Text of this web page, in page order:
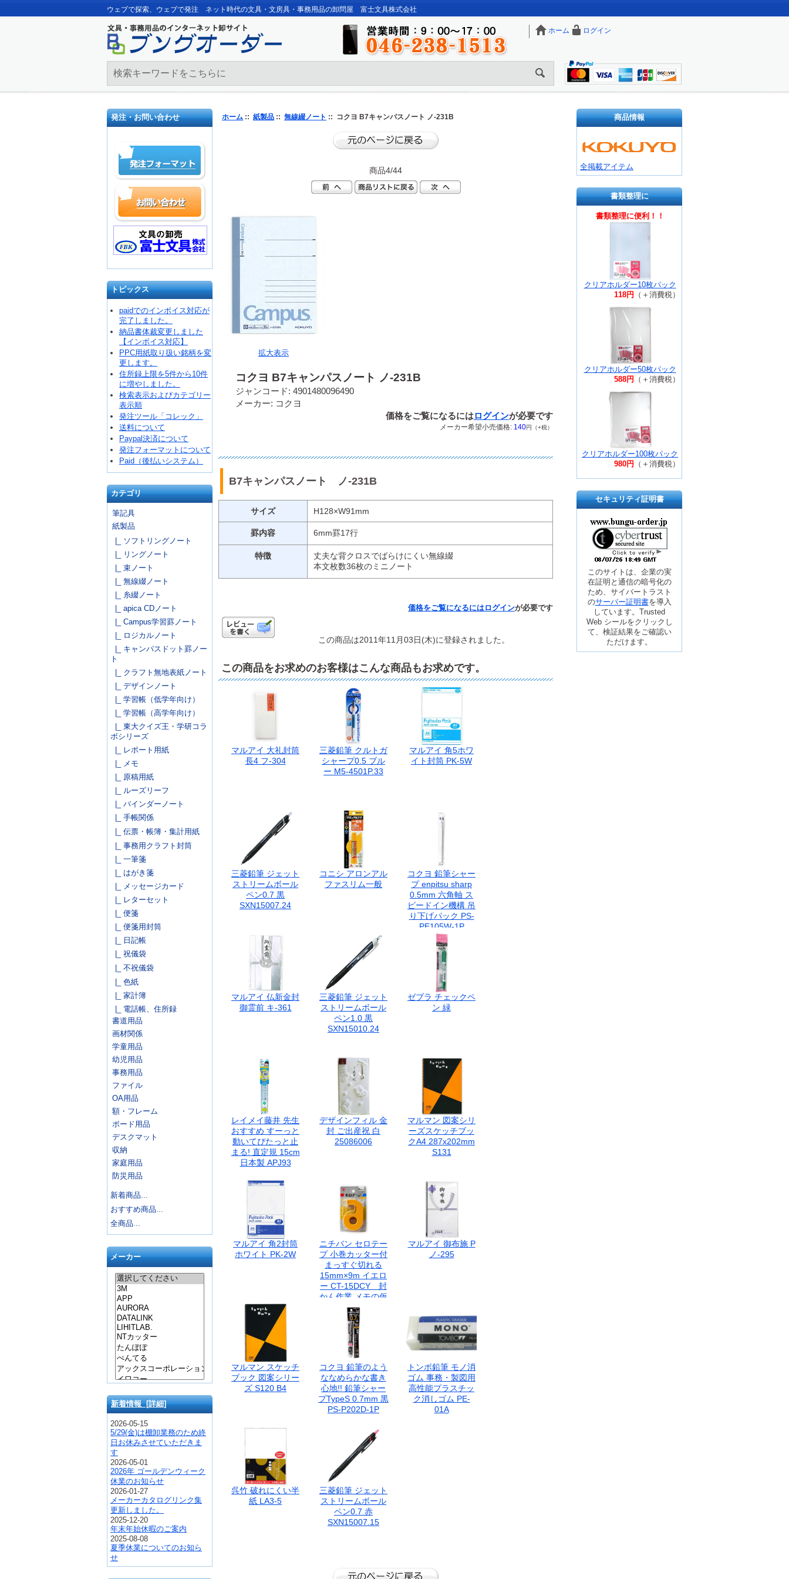
ウェブで探索、ウェブで発注 ネット時代の文具・文房具・事務用品の卸問屋 富士文具株式会社
ホーム ログイン
発注・お問い合わせ
トピックス
paidでのインボイス対応が
完了しました。
納品書体裁変更しました
【インボイス対応】
PPC用紙取り扱い銘柄を変
更します。
住所録上限を5件から10件
に増やしました。
検索表示およびカテゴリー
表示順
発注ツール「コレック」
送料について
Paypal決済について
発注フォーマットについて
Paid（後払いシステム）
カテゴリ
筆記具
紙製品
|_ ソフトリングノート
|_ リングノート
|_ 束ノート
|_ 無線綴ノート
|_ 糸綴ノート
|_ apica CDノート
|_ Campus学習罫ノート
|_ ロジカルノート
|_ キャンパスドット罫ノー
ト
|_ クラフト無地表紙ノート
|_ デザインノート
|_ 学習帳（低学年向け）
|_ 学習帳（高学年向け）
|_ 東大クイズ王・学研コラ
ボシリーズ
|_ レポート用紙
|_ メモ
|_ 原稿用紙
|_ ルーズリーフ
|_ バインダーノート
|_ 手帳関係
|_ 伝票・帳簿・集計用紙
|_ 事務用クラフト封筒
|_ 一筆箋
|_ はがき箋
|_ メッセージカード
|_ レターセット
|_ 便箋
|_ 便箋用封筒
|_ 日記帳
|_ 祝儀袋
|_ 不祝儀袋
|_ 色紙
|_ 家計簿
|_ 電話帳、住所録
書道用品
画材関係
学童用品
幼児用品
事務用品
ファイル
OA用品
額・フレーム
ボード用品
デスクマット
収納
家庭用品
防災用品
新着商品...
おすすめ商品...
全商品...
メーカー
新着情報 [詳細]
2026-05-15
5/29(金)は棚卸業務のため終
日お休みさせていただきま
す
2026-05-01
2026年 ゴールデンウィーク
休業のお知らせ
2026-01-27
メーカーカタログリンク集
更新しました。
2025-12-20
年末年始休暇のご案内
2025-08-08
夏季休業についてのお知ら
せ
ホーム ::紙製品 ::無線綴ノート :: コクヨ B7キャンパスノート ノ-231B
商品4/44
拡大表示
コクヨ B7キャンパスノート ノ-231B
ジャンコード: 4901480096490
メーカー: コクヨ
価格をご覧になるにはログインが必要です
メーカー希望小売価格: 140円（+税）
B7キャンパスノート ノ-231B
サイズ H128×W91mm
罫内容 6mm罫17行
特徴
丈夫な背クロスでばらけにくい無線綴
本文枚数36枚のミニノート
価格をご覧になるにはログインが必要です
この商品は2011年11月03日(木)に登録されました。
この商品をお求めのお客様はこんな商品もお求めです。
マルアイ 大礼封筒
長4 フ-304
三菱鉛筆 クルトガ
シャープ0.5 ブル
ー M5-4501P.33
マルアイ 角5ホワ
イト封筒 PK-5W
三菱鉛筆 ジェット
ストリームボール
ペン0.7 黒
SXN15007.24
コニシ アロンアル
ファスリム一般
コクヨ 鉛筆シャー
プ enpitsu sharp
0.5mm 六角軸 ス
ピードイン機構 吊
り下げパック PS-
PE105W-1P
マルアイ 仏新金封
御霊前 キ-361
三菱鉛筆 ジェット
ストリームボール
ペン1.0 黒
SXN15010.24
ゼブラ チェックペ
ン 緑
レイメイ藤井 先生
おすすめ すーっと
動いてぴたっと止
まる! 直定規 15cm
日本製 APJ93
デザインフィル 金
封 ご出産祝 白
25086006
マルマン 図案シリ
ーズスケッチブッ
クA4 287x202mm
S131
マルアイ 角2封筒
ホワイト PK-2W
ニチバン セロテー
プ 小巻カッター付
まっすぐ切れる
15mm×9m イエロ
ー CT-15DCY 封
かん作業 メモの仮
止め 工作用 ポスタ
ー貼り 包装作業
マルアイ 御布施 P
ノ-295
マルマン スケッチ
ブック 図案シリー
ズ S120 B4
コクヨ 鉛筆のよう
ななめらかな書き
心地!! 鉛筆シャー
プTypeS 0.7mm 黒
PS-P202D-1P
トンボ鉛筆 モノ消
ゴム 事務・製図用
高性能プラスチッ
ク消しゴム PE-
01A
呉竹 破れにくい半
紙 LA3-5
三菱鉛筆 ジェット
ストリームボール
ペン0.7 赤
SXN15007.15
商品情報
全掲載アイテム
書類整理に
書類整理に便利！！
クリアホルダー10枚パック
118円
（＋消費税）
クリアホルダー50枚パック
588円
（＋消費税）
クリアホルダー100枚パック
980円
（＋消費税）
セキュリティ証明書
このサイトは、企業の実
在証明と通信の暗号化の
ため、サイバートラスト
のサーバー証明書を導入
しています。Trusted
Web シールをクリックし
て、検証結果をご確認い
ただけます。